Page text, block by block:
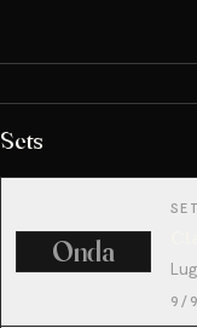
Sets
Onda
9/